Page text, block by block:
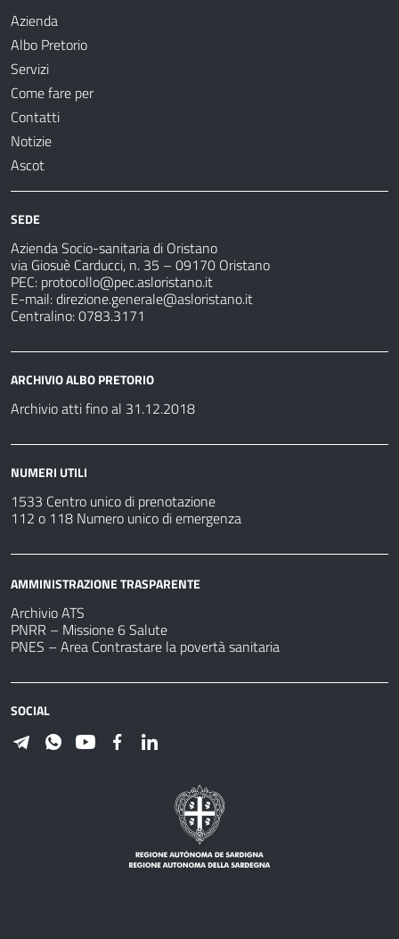
Azienda
Albo Pretorio
Servizi
Come fare per
Contatti
Notizie
Ascot
SEDE
Azienda Socio-sanitaria di Oristano
via Giosuè Carducci, n. 35 – 09170 Oristano
PEC: protocollo@pec.asloristano.it
E-mail:direzione.generale@asloristano.it
Centralino: 0783.3171
ARCHIVIO ALBO PRETORIO
Archivio atti fino al 31.12.2018
NUMERI UTILI
1533 Centro unico di prenotazione
112 o 118 Numero unico di emergenza
AMMINISTRAZIONE TRASPARENTE
Archivio ATS
PNRR – Missione 6 Salute
PNES – Area Contrastare la povertà sanitaria
SOCIAL